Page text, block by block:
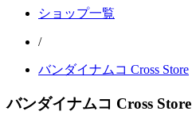
ショップ一覧
/
バンダイナムコ Cross Store
バンダイナムコ Cross Store